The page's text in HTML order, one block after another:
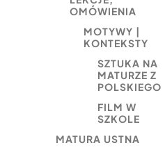
OMÓWIENIA
MOTYWY |
KONTEKSTY
SZTUKA NA
MATURZE Z
POLSKIEGO
FILM W
SZKOLE
MATURA USTNA